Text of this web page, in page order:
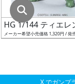
成
形
HG 1/144 ティエレ
メーカー希望小売価格 1,320円 / 発
X でガンプ